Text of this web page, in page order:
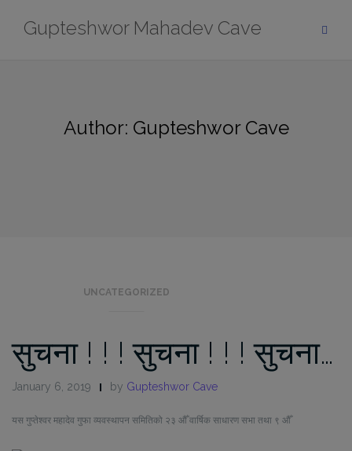
Gupteshwor Mahadev Cave
Author: Gupteshwor Cave
UNCATEGORIZED
सुचना ! ! ! सुचना ! ! ! सुचना…
January 6, 2019 by Gupteshwor Cave
यस गुप्तेश्वर महादेव गुफा व्यवस्थापन समितिको २३ औँ वार्षिक साधारण सभा तथा ९ औँ